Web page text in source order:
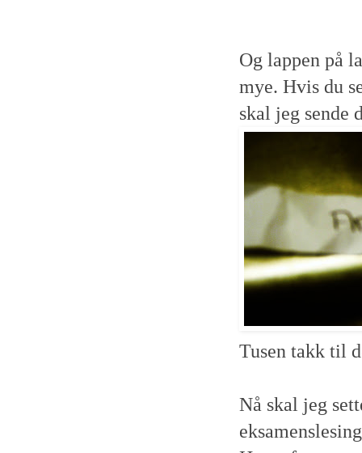
Og lappen på
mye. Hvis du
skal jeg sende
Tusen takk til
Nå skal jeg